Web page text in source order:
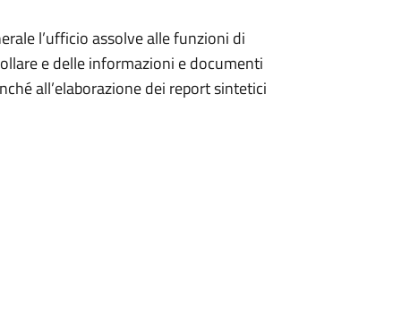
l’ufficio assolve alle funzioni di
e delle informazioni e documenti
all’elaborazione dei report sintetici